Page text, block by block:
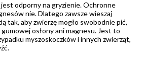
odporny na gryzienie. Ochronne
nie. Dlatego zawsze wieszaj
tak, aby zwierzę mogło swobodnie pić,
osłony ani magnesu. Jest to
myszoskoczków i innych zwierząt,